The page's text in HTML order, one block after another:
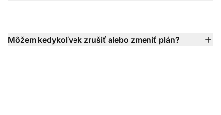
centrum, integrácia sociálnych kanálov, SLA a
X, Instagram, WhatsApp, Viber, kontaktné formuláre
Môžem kedykoľvek zrušiť alebo zmeniť plán?